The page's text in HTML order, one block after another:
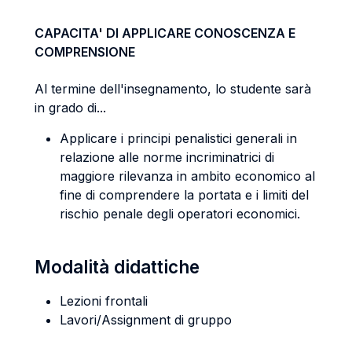
CAPACITA' DI APPLICARE CONOSCENZA E
COMPRENSIONE
Al termine dell'insegnamento, lo studente sarà
in grado di...
Applicare i principi penalistici generali in
relazione alle norme incriminatrici di
maggiore rilevanza in ambito economico al
fine di comprendere la portata e i limiti del
rischio penale degli operatori economici.
Modalità didattiche
Lezioni frontali
Lavori/Assignment di gruppo